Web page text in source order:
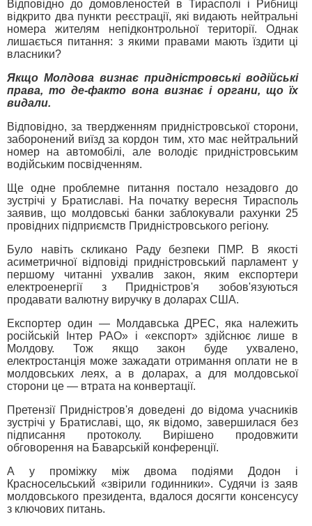
Відповідно до домовленостей в Тирасполі і Рибниці
відкрито два пункти реєстрації, які видають нейтральні
номера жителям непідконтрольної території. Однак
лишається питання: з якими правами мають їздити ці
власники?
Якщо Молдова визнає придністровські водійські
права, то де-факто вона визнає і органи, що їх
видали.
Відповідно, за твердженням придністровської сторони,
заборонений виїзд за кордон тим, хто має нейтральний
номер на автомобілі, але володіє придністровським
водійським посвідченням.
Ще одне проблемне питання постало незадовго до
зустрічі у Братиславі. На початку вересня Тирасполь
заявив, що молдовські банки заблокували рахунки 25
провідних підприємств Придністровського регіону.
Було навіть скликано Раду безпеки ПМР. В якості
асиметричної відповіді придністровський парламент у
першому читанні ухвалив закон, яким експортери
електроенергії з Придністров'я зобов'язуються
продавати валютну виручку в доларах США.
Експортер один — Молдавська ДРЕС, яка належить
російській Інтер РАО» і «експорт» здійснює лише в
Молдову. Тож якщо закон буде ухвалено,
електростанція може зажадати отримання оплати не в
молдовських леях, а в доларах, а для молдовської
сторони це — втрата на конвертації.
Претензії Придністров'я доведені до відома учасників
зустрічі у Братиславі, що, як відомо, завершилася без
підписання протоколу. Вирішено продовжити
обговорення на Баварській конференції.
А у проміжку між двома подіями Додон і
Красносельський «звірили годинники». Судячи із заяв
молдовського президента, вдалося досягти консенсусу
з ключових питань.